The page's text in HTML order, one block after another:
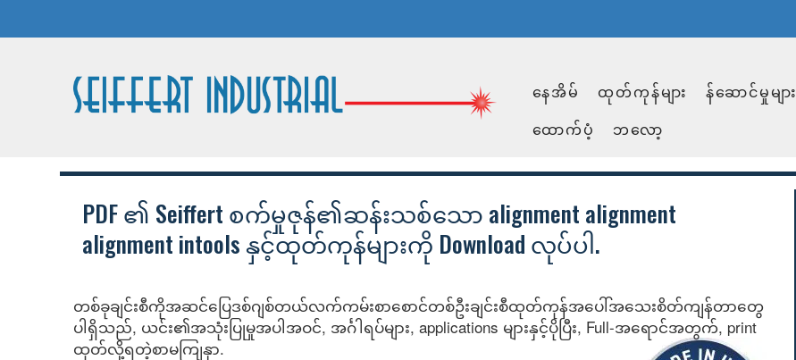
နေအိမ် ထုတ်ကုန်များ န်ဆောင်မှုများ
ထောက်ပံ့
ဘလော့
PDF ၏ Seiffert စက်မှုဇုန်၏ဆန်းသစ်သော alignment alignment
alignment intools နှင့်ထုတ်ကုန်များကို Download လုပ်ပါ.
တစ်ခုချင်းစီကိုအဆင်ပြေဒစ်ဂျစ်တယ်လက်ကမ်းစာစောင်တစ်ဦးချင်းစီထုတ်ကုန်အပေါ်အသေးစိတ်ကျန်တာတွေ
ပါရှိသည်, ယင်း၏အသုံးပြုမှုအပါအဝင်, အင်္ဂါရပ်များ, applications များနှင့်ပိုပြီး, Full-အရောင်အတွက်, print
ထုတ်လို့ရတဲ့စာမကျြနှာ.